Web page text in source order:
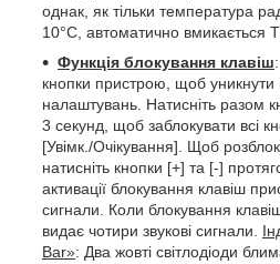
однак, як тільки температура
10°C, автоматично вмикається
Функція блокування клавіш
кнопки пристрою, щоб уникнути
налаштувань. Натисніть разом
3 секунд, щоб заблокувати всі
[Увімк./Очікування]. Щоб
натисніть кнопки [+] та [-]
активації блокування клавіш
сигнали. Коли блокування
видає чотири звукові сигнали.
Bar»: Два жовті світлодіоди